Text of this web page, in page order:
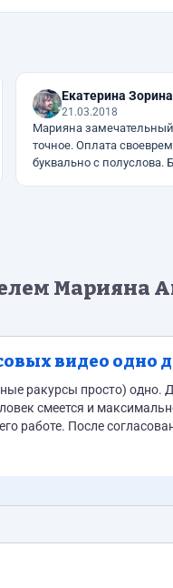
Екатерина Зорина
21.03.2018
Марияна замечательный заказчик!
точное. Оплата своевременная. Поняли
буквально с полуслова.
Марияна
видео одно
ракурсы просто)
смеется и
необходимо будет